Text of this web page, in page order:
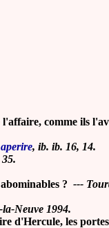
comme ils
, ib. ib. 16, 14.
? ---
Neuve 1994.
d'Hercule, les